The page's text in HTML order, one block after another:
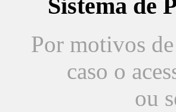
Sistema de
Por motivos
caso o
ou